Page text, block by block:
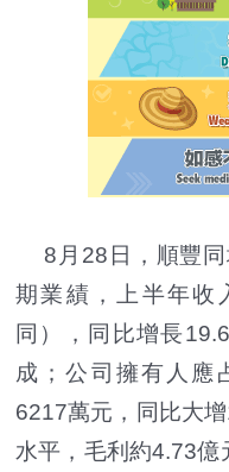
8月28日，順豐同
期業績，上半年收
同），同比增長
成；公司擁有人應
6217萬元，同比大
水平，毛利約4.73